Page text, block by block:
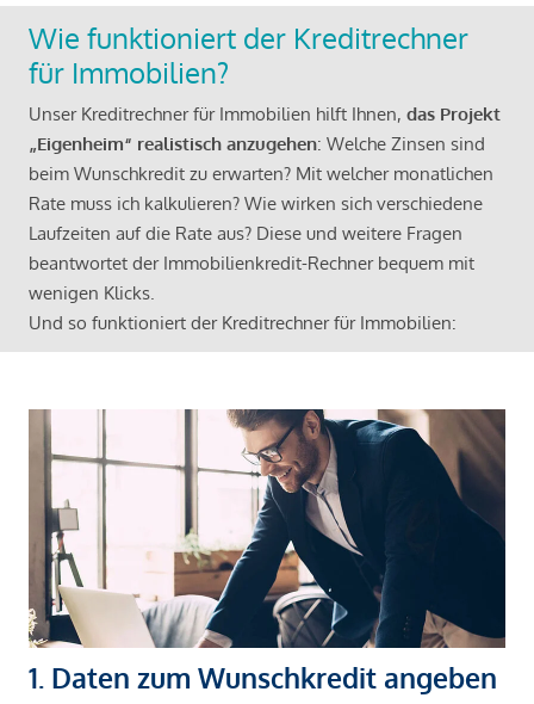
Wie funktioniert der Kreditrechner
für Immobilien?
Unser Kreditrechner für Immobilien hilft Ihnen, das Projekt
„Eigenheim“ realistisch anzugehen: Welche Zinsen sind
beim Wunschkredit zu erwarten? Mit welcher monatlichen
Rate muss ich kalkulieren? Wie wirken sich verschiedene
Laufzeiten auf die Rate aus? Diese und weitere Fragen
beantwortet der Immobilienkredit-Rechner bequem mit
wenigen Klicks.
Und so funktioniert der Kreditrechner für Immobilien:
1. Daten zum Wunschkredit angeben